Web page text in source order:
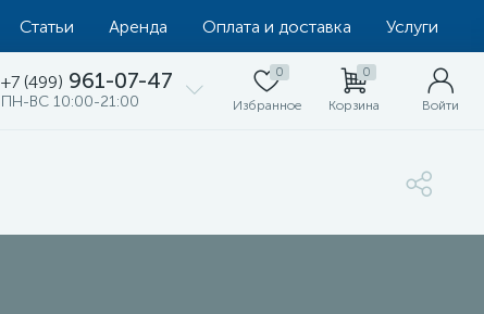
Статьи Аренда Оплата и доставка Услуги
+7 (499) 961-07-47
ПН-ВС 10:00-21:00
0
Избранное
0
Корзина Войти